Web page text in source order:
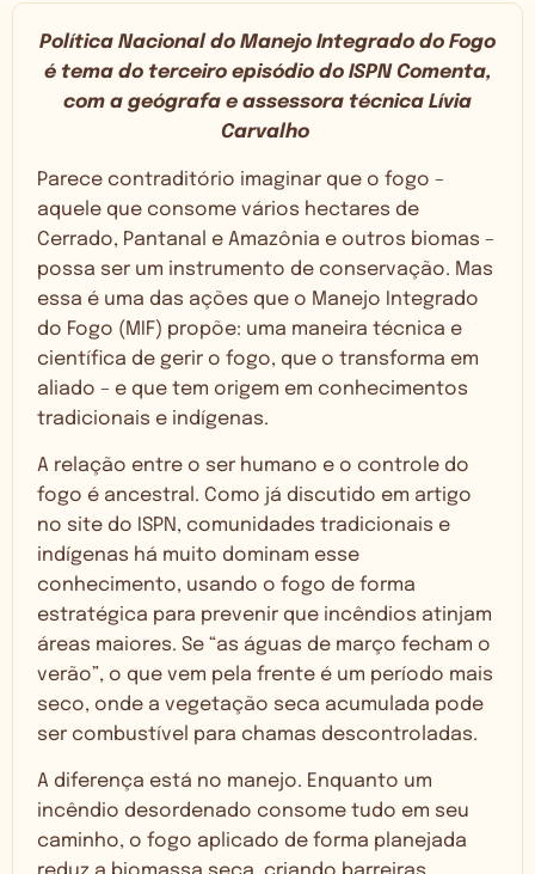
Política Nacional do Manejo Integrado do Fogo
é tema do terceiro episódio do ISPN Comenta,
com a geógrafa e assessora técnica Lívia
Carvalho
Parece contraditório imaginar que o fogo –
aquele que consome vários hectares de
Cerrado, Pantanal e Amazônia e outros biomas –
possa ser um instrumento de conservação. Mas
essa é uma das ações que o Manejo Integrado
do Fogo (MIF) propõe: uma maneira técnica e
científica de gerir o fogo, que o transforma em
aliado – e que tem origem em conhecimentos
tradicionais e indígenas.
A relação entre o ser humano e o controle do
fogo é ancestral. Como já discutido em artigo
no site do ISPN, comunidades tradicionais e
indígenas há muito dominam esse
conhecimento, usando o fogo de forma
estratégica para prevenir que incêndios atinjam
áreas maiores. Se “as águas de março fecham o
verão”, o que vem pela frente é um período mais
seco, onde a vegetação seca acumulada pode
ser combustível para chamas descontroladas.
A diferença está no manejo. Enquanto um
incêndio desordenado consome tudo em seu
caminho, o fogo aplicado de forma planejada